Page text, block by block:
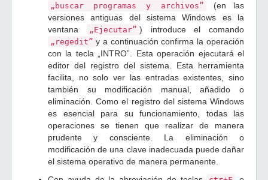
„buscar programas y archivos”
(en las
versiones antiguas del sistema Windows es la
ventana
„Ejecutar” ) introduce el comando
„regedit” y a continuación confirma la operación
con la tecla „INTRO”. Esta operación ejecutará el
editor del registro del sistema. Esta herramienta
facilita, no solo ver las entradas existentes, sino
también su modificación manual, añadido o
eliminación. Como el registro del sistema Windows
es esencial para su funcionamiento, todas las
operaciones se tienen que realizar de manera
prudente y consciente. La eliminación o
modificación de una clave inadecuada puede dañar
el sistema operativo de manera permanente.